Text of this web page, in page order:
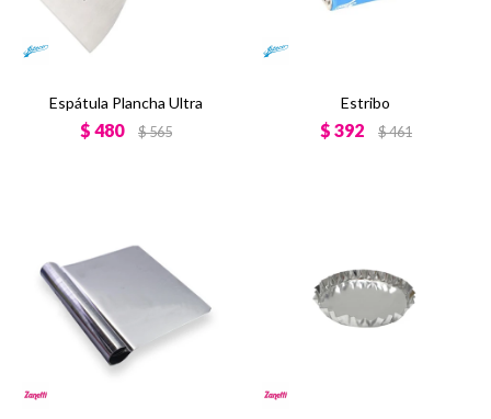
Espátula Plancha Ultra
$ 480 $565
Estribo
$ 392 $461